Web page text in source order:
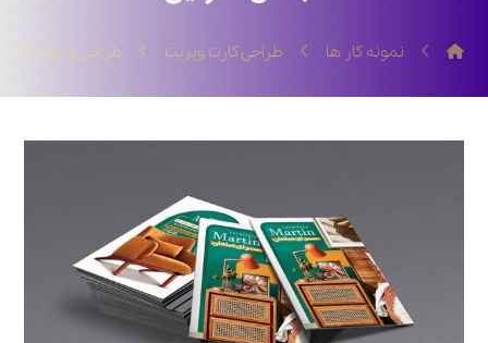
نمونه کار ها طراحی کارت ویزیت طراحی و چاپ